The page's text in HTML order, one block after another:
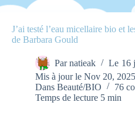
J’ai testé l’eau micellaire bio et
de Barbara Gould
Par natieak Le 16
Mis à jour le Nov 20, 2025
Dans Beauté/BIO
76
Temps de lecture 5 min